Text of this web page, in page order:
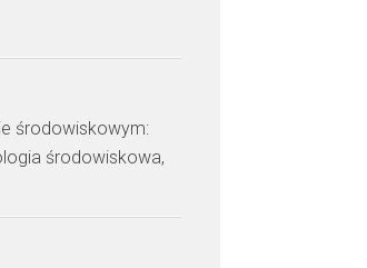
środowiskowym:
środowiskowa,